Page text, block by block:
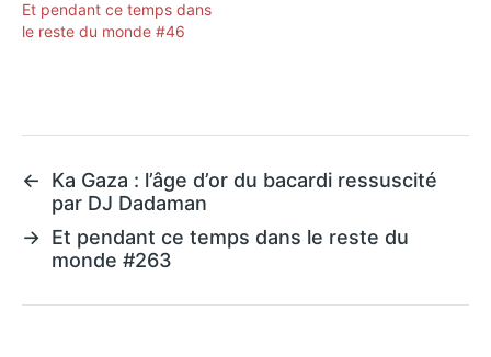
Et pendant ce temps dans
le reste du monde #46
←
Ka Gaza : l’âge d’or du bacardi ressuscité
par DJ Dadaman
→ Et pendant ce temps dans le reste du
monde #263